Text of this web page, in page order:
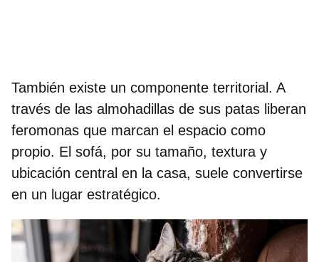
También existe un componente territorial. A
través de las almohadillas de sus patas liberan
feromonas que marcan el espacio como
propio. El sofá, por su tamaño, textura y
ubicación central en la casa, suele convertirse
en un lugar estratégico.